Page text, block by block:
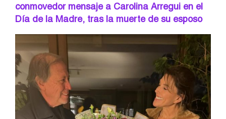
conmovedor mensaje a Carolina Arregui en el
Día de la Madre, tras la muerte de su esposo